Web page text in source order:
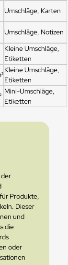
Umschläge, Karten
Umschläge, Notizen
Kleine Umschläge,
Etiketten
Kleine Umschläge,
Etiketten
Mini-Umschläge,
Etiketten
Produkte,
Dieser
und
die
oder